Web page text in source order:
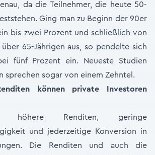
da die Teilnehmer, die heute 50-
Ging man zu Beginn der 90er
bis zwei Prozent und schließlich von
65-Jährigen aus, so pendelte sich
fünf Prozent ein. Neueste Studien
sprechen sogar von einem Zehntel.
können private Investoren
höhere Renditen, geringe
und jederzeitige Konversion in
Die Renditen und auch die